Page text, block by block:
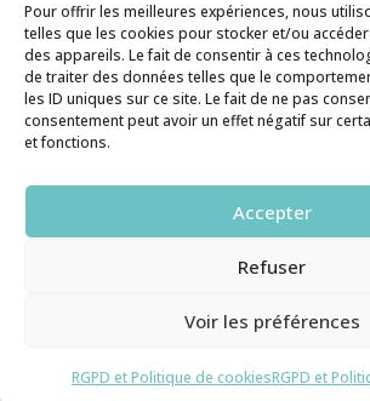
Pour offrir les meilleures expériences, nous
telles que les cookies pour stocker et/ou
des appareils. Le fait de consentir à ces
de traiter des données telles que le
les ID uniques sur ce site. Le fait de ne pas
consentement peut avoir un effet négatif sur
et fonctions.
Accepter
Refuser
Voir les préférences
RGPD et Politique de cookiesRGPD et
Histoire de pâtes utilise des
savoir plus, ainsi que sur la
confidentialité, cliquez
Contact